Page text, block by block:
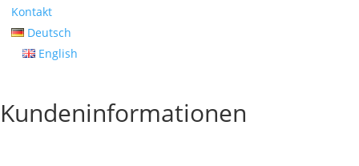
Kontakt
Deutsch
English
Kundeninformationen